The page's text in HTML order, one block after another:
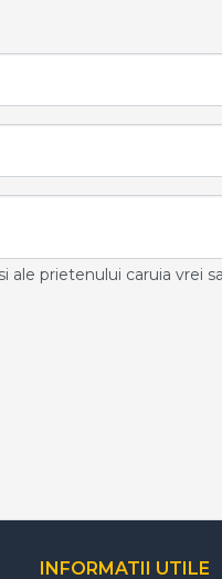
ale prietenului caruia vrei
INFORMATII UTILE